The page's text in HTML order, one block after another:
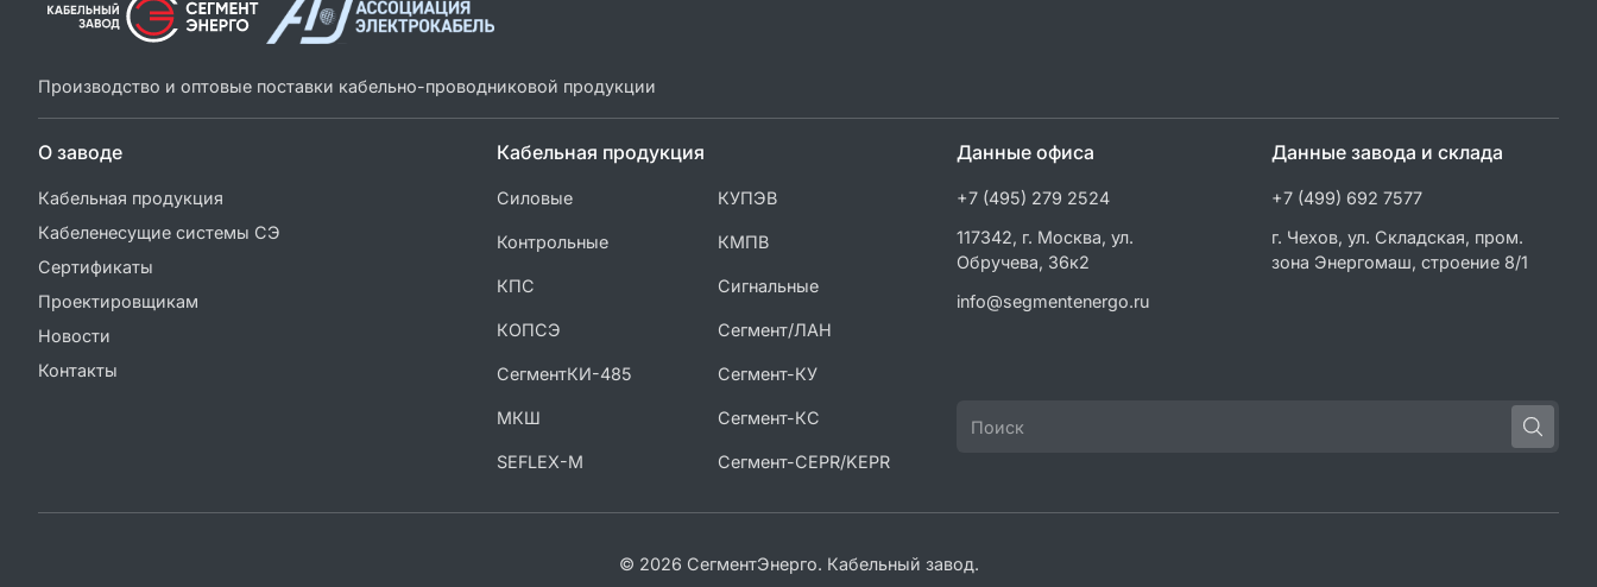
Производство и оптовые поставки кабельно-проводниковой продукции
О заводе
Кабельная продукция
Кабеленесущие системы СЭ
Сертификаты
Проектировщикам
Новости
Контакты
Кабельная продукция
Силовые КУПЭВ
Контрольные КМПВ
КПС Сигнальные
КОПСЭ Сегмент/ЛАН
СегментКИ-485 Сегмент-КУ
МКШ Сегмент-КС
SEFLEX-M Сегмент-CEPR/KEPR
Данные офиса
+7 (495) 279 2524
117342, г. Москва, ул.
Обручева, 36к2
info@segmentenergo.ru
Данные завода и склада
+7 (499) 692 7577
г. Чехов, ул. Складская, пром.
зона Энергомаш, строение 8/1
© 2026 СегментЭнерго. Кабельный завод.